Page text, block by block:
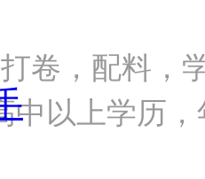
卷，配料，
中以上学历